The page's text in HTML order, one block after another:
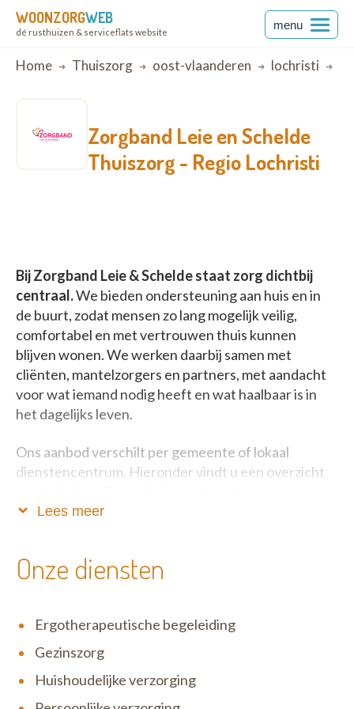
WOONZORGWEB
dé rusthuizen & serviceflats website
menu
Breadcrumb
Home Thuiszorg oost-vlaanderen lochristi
Zorgband Leie en Schelde
Thuiszorg - Regio Lochristi
Bij Zorgband Leie & Schelde staat zorg dichtbij
centraal.We bieden ondersteuning aan huis en in
de buurt, zodat mensen zo lang mogelijk veilig,
comfortabel en met vertrouwen thuis kunnen
blijven wonen. We werken daarbij samen met
cliënten, mantelzorgers en partners, met aandacht
voor wat iemand nodig heeft en wat haalbaar is in
het dagelijks leven.
Ons aanbod verschilt per gemeente of lokaal
dienstencentrum. Hieronder vindt u een overzicht
beschikbaar zijn.
krijgt u op afstand begeleiding en ondersteuning van
een ervaren zorgteam. Daarnaast kan het digitale
toestel ook gebruikt worden om contact te houden
met familie en vrienden.
Lees meer
Onze diensten
Ergotherapeutische begeleiding
Gezinszorg
Huishoudelijke verzorging